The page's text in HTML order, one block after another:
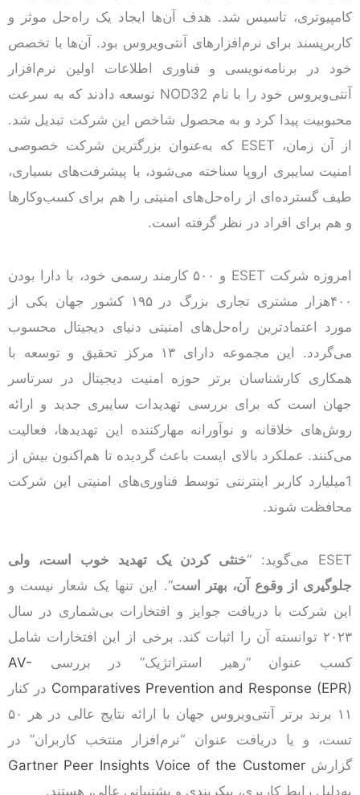
کامپیوتری، تاسیس شد. هدف آن‌ها ایجاد یک راه‌حل موثر و
کاربرپسند برای نرم‌افزارهای آنتی‌ویروس بود. آن‌ها با تخصص
خود در برنامه‌نویسی و فناوری‌ اطلاعات اولین نرم‌افزار
آنتی‌ویروس خود را با نام NOD32 توسعه دادند که به سرعت
محبوبیت پیدا کرد و به محصول شاخص این شرکت تبدیل شد.
از آن زمان، ESET که به‌عنوان بزرگترین شرکت خصوصی
امنیت سایبری اروپا سناخته می‌شود، با پیشرفت‌های بسیاری،
طیف گسترده‌ای از راه‌حل‌های امنیتی را هم برای کسب‌و‌کارها
و هم برای افراد در نظر گرفته است.
امروزه شرکت ESET و ۵۰۰ کارمند رسمی خود، با دارا بودن
۴۰۰هزار مشتری تجاری بزرگ در ۱۹۵ کشور جهان یکی از
مورد اعتمادترین راه‌حل‌های امنیتی دنیای دیجیتال محسوب
می‌گردد. این مجموعه دارای ۱۳ مرکز تحقیق و توسعه با
همکاری کارشناسان برتر حوزه امنیت دیجیتال در سرتاسر
جهان است که برای بررسی تهدیدات سایبری جدید و ارائه
روش‌های خلاقانه و نوآورانه مهارکننده این تهدیدها، فعالیت
می‌کنند. عملکرد بالای ایست باعث گردیده تا هم‌اکنون بیش از
1‌میلیارد کاربر اینترنتی توسط فناوری‌های امنیتی این شرکت
محافظت شوند.
ESET می‌گوید: “
خنثی کردن یک تهدید خوب است، ولی
جلوگیری از وقوع آن، بهتر است“. این تنها یک شعار نیست و
این شرکت با دریافت جوایز و افتخارات بی‌شماری در سال
۲۰۲۳ توانسته آن را اثبات کند. برخی از این افتخارات شامل
کسب ‌عنوان “رهبر استراتژیک” در بررسی AV-
Comparatives Prevention and Response (EPR) در کنار
۱۱ برند برتر آنتی‌ویروس جهان با ارائه نتایج عالی در هر ۵۰
تست، و یا دریافت عنوان “نرم‌افزار منتخب کاربران” در
گزارشGartner Peer Insights Voice of the Customer
به‌دلیل رابط کاربری، پیکربندی و پشتیبانی عالی، هستند.